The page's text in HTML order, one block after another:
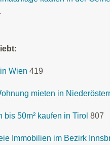
Wien 419
mieten in
bis 50m² kaufen in Tirol 807
Immobilien im Bezirk